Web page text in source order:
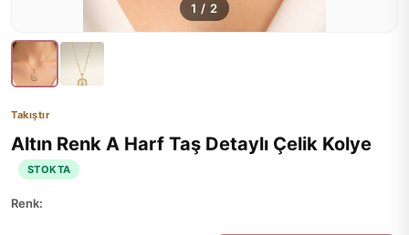
1 / 2
Takıştır
Altın Renk A Harf Taş Detaylı Çelik Kolye
STOKTA
Renk: